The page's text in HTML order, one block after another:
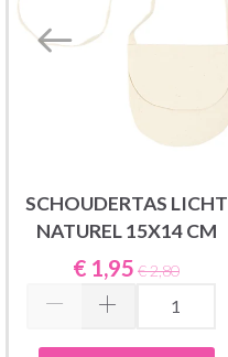
SCHOUDERTAS LICHT
NATUREL 15X14 CM
€ 1,95 € 2,80